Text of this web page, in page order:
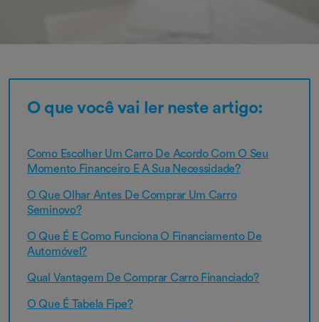
O que você vai ler neste artigo:
Como Escolher Um Carro De Acordo Com O Seu
Momento Financeiro E A Sua Necessidade?
O Que Olhar Antes De Comprar Um Carro
Seminovo?
O Que É E Como Funciona O Financiamento De
Automóvel?
Qual Vantagem De Comprar Carro Financiado?
O Que É Tabela Fipe?